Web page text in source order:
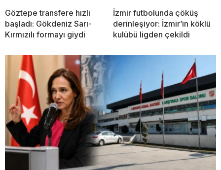
Göztepe transfere hızlı
başladı: Gökdeniz Sarı-
Kırmızılı formayı giydi
İzmir futbolunda çöküş
derinleşiyor: İzmir’in köklü
kulübü ligden çekildi